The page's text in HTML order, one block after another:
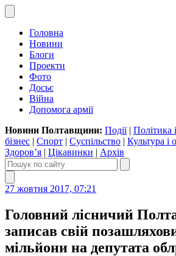
Головна
Новини
Блоги
Проекти
Фото
Досьє
Війна
Допомога армії
Новини Полтавщини: Події| Політика
бізнес | Спорт | Суспільство | Культура і
Здоров’я | Цікавинки | Архів
27 жовтня 2017, 07:21
Головний лісничий
записав свій
мільйони на депутата